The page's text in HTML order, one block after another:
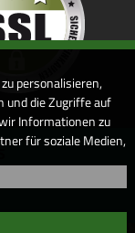
personalisieren,
und die Zugriffe auf
Informationen zu
für soziale Medien,
die Sie
geben,